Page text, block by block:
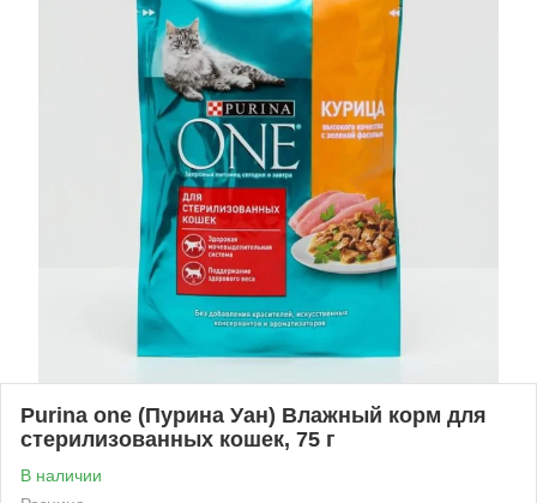
Purina one (Пурина Уан) Влажный корм для
стерилизованных кошек, 75 г
В наличии